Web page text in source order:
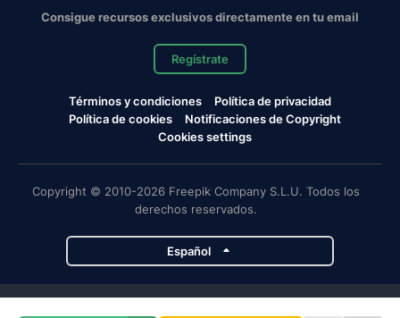
Consigue recursos exclusivos directamente en tu email
Regístrate
Términos y condiciones
Política de privacidad
Política de cookies
Notificaciones de Copyright
Cookies settings
Copyright © 2010-2026 Freepik Company S.L.U. Todos los
derechos reservados.
Español